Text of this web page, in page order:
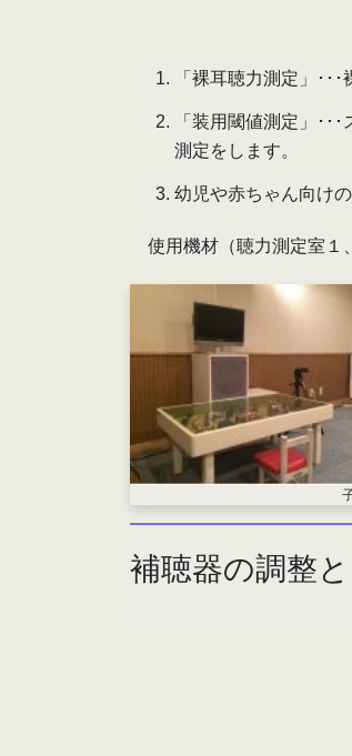
「裸耳聴力測定」･･･
「装用閾値測定」･･
測定をします。
幼児や赤ちゃん向け
使用機材（聴力測定室１
補聴器の調整